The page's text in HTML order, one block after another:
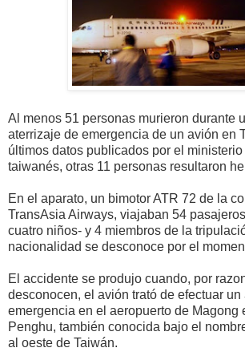
Al menos 51 personas murieron durante
aterrizaje de emergencia de un avión en
últimos datos publicados por el
taiwanés, otras 11 personas resultaron
En el aparato, un bimotor ATR 72 de la
TransAsia Airways, viajaban 54
cuatro niños- y 4 miembros de la
nacionalidad se desconoce por el
El accidente se produjo cuando, por
desconocen, el avión trató de efectuar un
emergencia en el aeropuerto de Magong
Penghu, también conocida bajo el
al oeste de Taiwán.